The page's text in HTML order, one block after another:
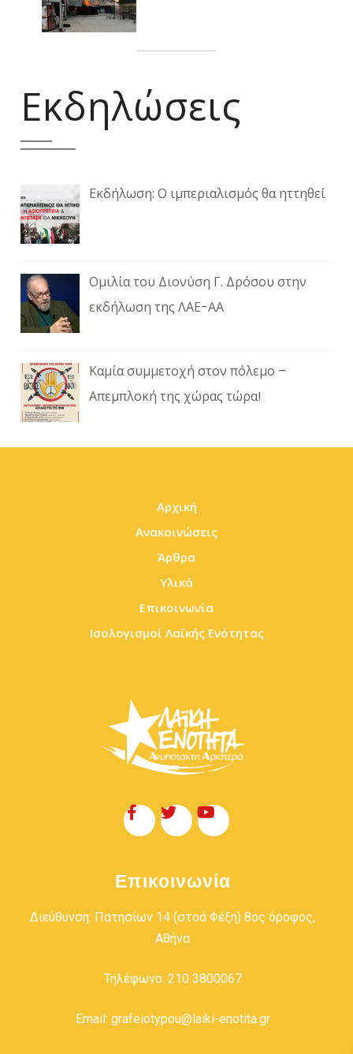
Εκδηλώσεις
Εκδήλωση: Ο ιμπεριαλισμός θα ηττηθεί
Ομιλία του Διονύση Γ. Δρόσου στην
εκδήλωση της ΛΑΕ-ΑΑ
Καμία συμμετοχή στον πόλεμο –
Απεμπλοκή της χώρας τώρα!
Αρχική
Ανακοινώσεις
Άρθρα
Υλικά
Επικοινωνία
Ισολογισμοί Λαϊκής Ενότητας
Επικοινωνία
Διεύθυνση: Πατησίων 14 (στοά Φέξη) 8ος όροφος,
Αθήνα
Τηλέφωνο: 210 3800067
Email: grafeiotypou@laiki-enotita.gr